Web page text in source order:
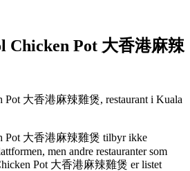
Chicken Pot 大香港麻辣
大香港麻辣雞煲, restaurant i Kuala
Pot 大香港麻辣雞煲 tilbyr ikke
men andre restauranter som
Pot 大香港麻辣雞煲 er listet